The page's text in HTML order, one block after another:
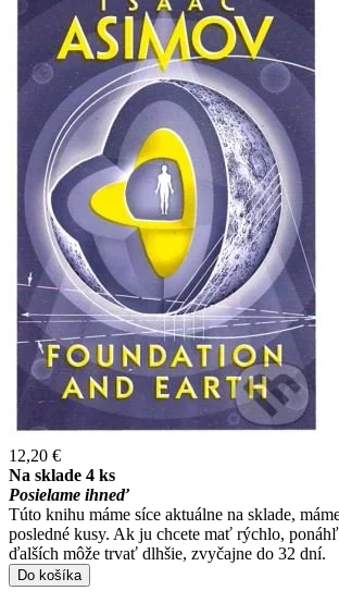
12,20 €
Na sklade 4 ks
Posielame ihneď
Túto knihu máme síce aktuálne na sklade,
posledné kusy. Ak ju chcete mať rýchlo,
ďalších môže trvať dlhšie, zvyčajne do 32 dní.
Do košíka